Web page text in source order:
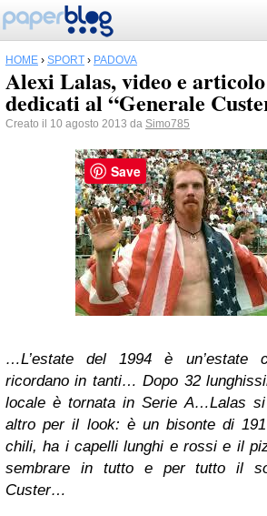
HOME › SPORT › PADOVA
Alexi Lalas, video e
dedicati al “Generale
Creato il 10 agosto 2013 da Simo785
…L’estate del 1994 è un’estate
ricordano in tanti… Dopo 32
locale è tornata in Serie A…Lalas
altro per il look: è un bisonte di
chili, ha i capelli lunghi e rossi e il
sembrare in tutto e per tutto il
Custer…
Save